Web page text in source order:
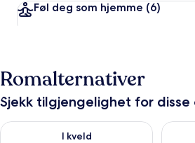
Føl deg som hjemme (6)
Romalternativer
Sjekk tilgjengelighet for disse
I kveld
Sjekk tilgjengelighet for i kveld, aug. 7
Sjekk